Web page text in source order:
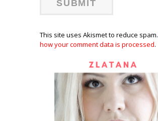
This site uses Akismet to reduce spam.
how your comment data is processed.